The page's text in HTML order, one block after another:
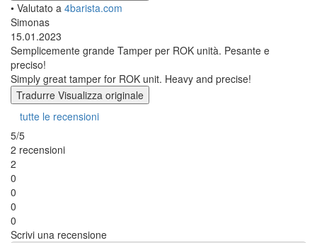
• Valutato a 4barista.com
Simonas
15.01.2023
Semplicemente grande Tamper per ROK unità. Pesante e
preciso!
Simply great tamper for ROK unit. Heavy and precise!
Tradurre Visualizza originale
tutte le recensioni
5/5
2 recensioni
2
0
0
0
0
Scrivi una recensione